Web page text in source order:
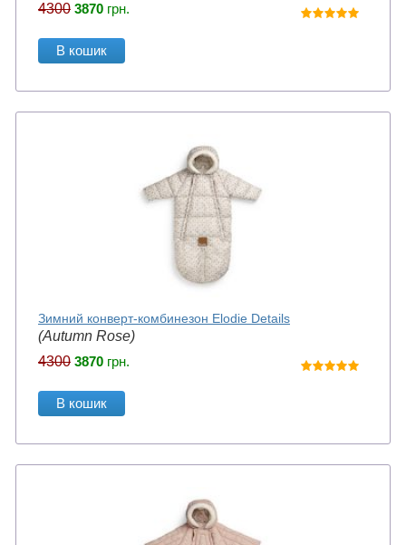
4300 3870 грн.
В кошик
Зимний конверт-комбинезон Elodie Details
(Autumn Rose)
4300 3870 грн.
В кошик